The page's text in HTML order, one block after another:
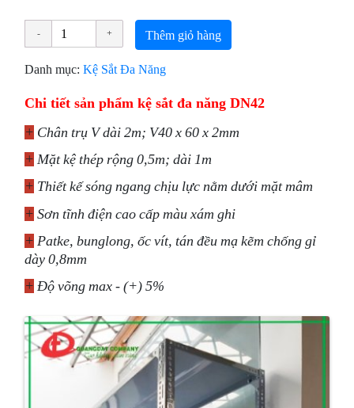
Thêm giỏ hàng
Danh mục:Kệ Sắt Đa Năng
Chi tiết sản phẩm kệ sắt đa năng DN42
+ Chân trụ V dài 2m; V40 x 60 x 2mm
+ Mặt kệ thép rộng 0,5m; dài 1m
+ Thiết kế sóng ngang chịu lực nằm dưới mặt mâm
+ Sơn tĩnh điện cao cấp màu xám ghi
+ Patke, bunglong, ốc vít, tán đều mạ kẽm chống gỉ
dày 0,8mm
+ Độ võng max - (+) 5%